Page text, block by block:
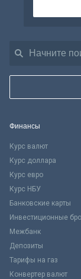
Финансы
Курс валют
Курс доллара
Курс евро
Курс НБУ
Банковские карты
Инвестиционные
Межбанк
Депозиты
Тарифы на газ
Конвертер валют